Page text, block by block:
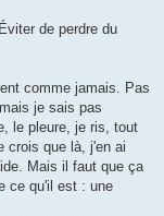
de perdre du
comme jamais. Pas
je sais pas
le pleure, je ris, tout
crois que là, j'en ai
Mais il faut que ça
ce qu'il est : une